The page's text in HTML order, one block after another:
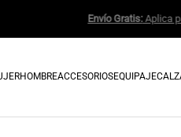
HOMBREACCESORIOSEQUIPAJE